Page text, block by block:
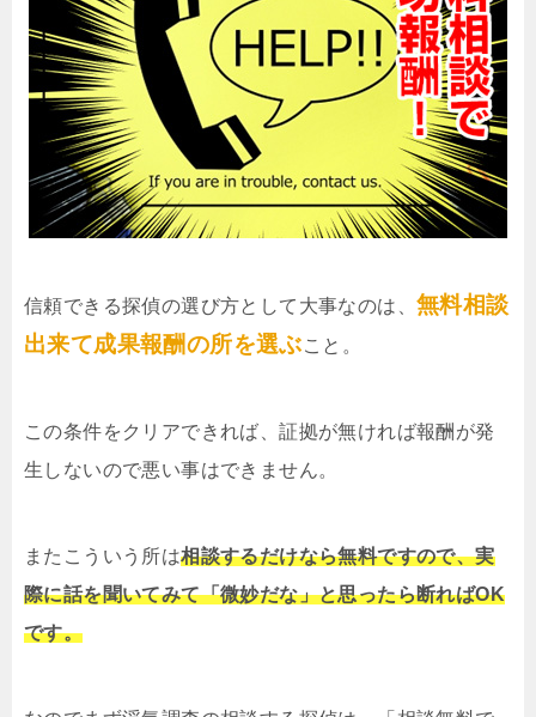
信頼できる探偵の選び方として大事なのは、 無料相談
出来て成果報酬の所を選ぶこと。
この条件をクリアできれば、証拠が無ければ報酬が発
生しないので悪い事はできません。
またこういう所は相談するだけなら無料ですので、実
際に話を聞いてみて「微妙だな」と思ったら断ればOK
です。